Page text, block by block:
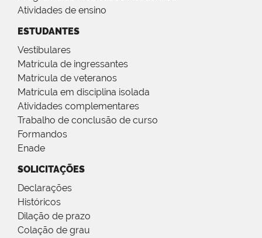
Atividades de ensino
ESTUDANTES
Vestibulares
Matrícula de ingressantes
Matrícula de veteranos
Matrícula em disciplina isolada
Atividades complementares
Trabalho de conclusão de curso
Formandos
Enade
SOLICITAÇÕES
Declarações
Históricos
Dilação de prazo
Colação de grau